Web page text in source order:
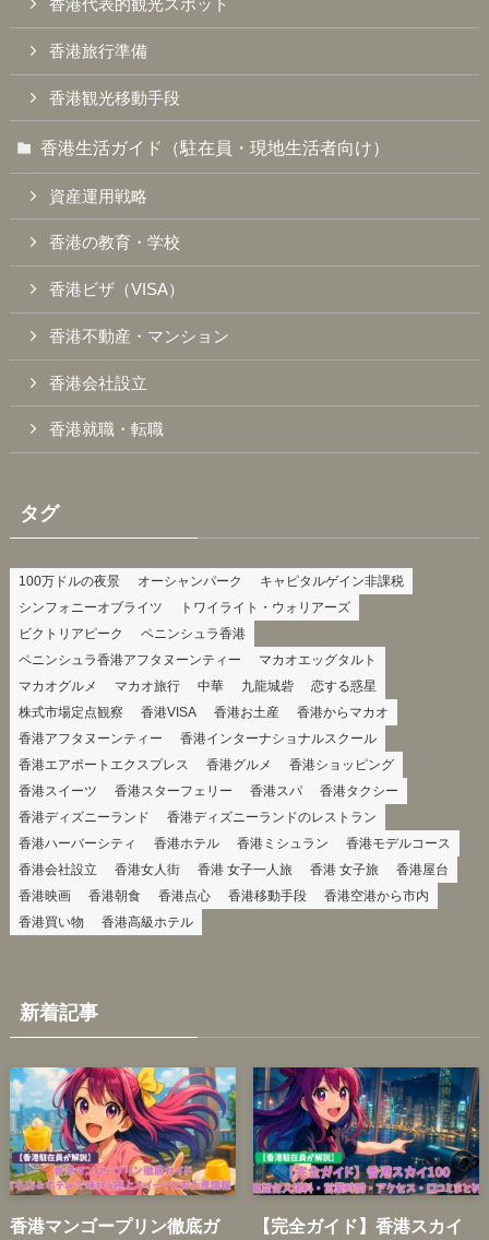
香港代表的観光スポット
香港旅行準備
香港観光移動手段
香港生活ガイド（駐在員・現地生活者向け）
資産運用戦略
香港の教育・学校
香港ビザ（VISA）
香港不動産・マンション
香港会社設立
香港就職・転職
タグ
100万ドルの夜景 オーシャンパーク
キャピタルゲイン非課税
シンフォニーオブライツ
トワイライト・ウォリアーズ
ビクトリアピーク
ペニンシュラ香港
ペニンシュラ香港アフタヌーンティー
マカオエッグタルト
マカオグルメ
マカオ旅行 中華 九龍城砦
恋する惑星
株式市場定点観察
香港VISA 香港お土産
香港からマカオ
香港アフタヌーンティー
香港インターナショナルスクール
香港エアポートエクスプレス
香港グルメ
香港ショッピング
香港スイーツ
香港スターフェリー 香港スパ
香港タクシー
香港ディズニーランド
香港ディズニーランドのレストラン
香港ハーバーシティ
香港ホテル 香港ミシュラン
香港モデルコース
香港会社設立
香港女人街 香港 女子一人旅 香港 女子旅
香港屋台
香港映画
香港朝食 香港点心 香港移動手段
香港空港から市内
香港買い物
香港高級ホテル
新着記事
香港マンゴープリン徹底ガ
【完全ガイド】香港スカイ